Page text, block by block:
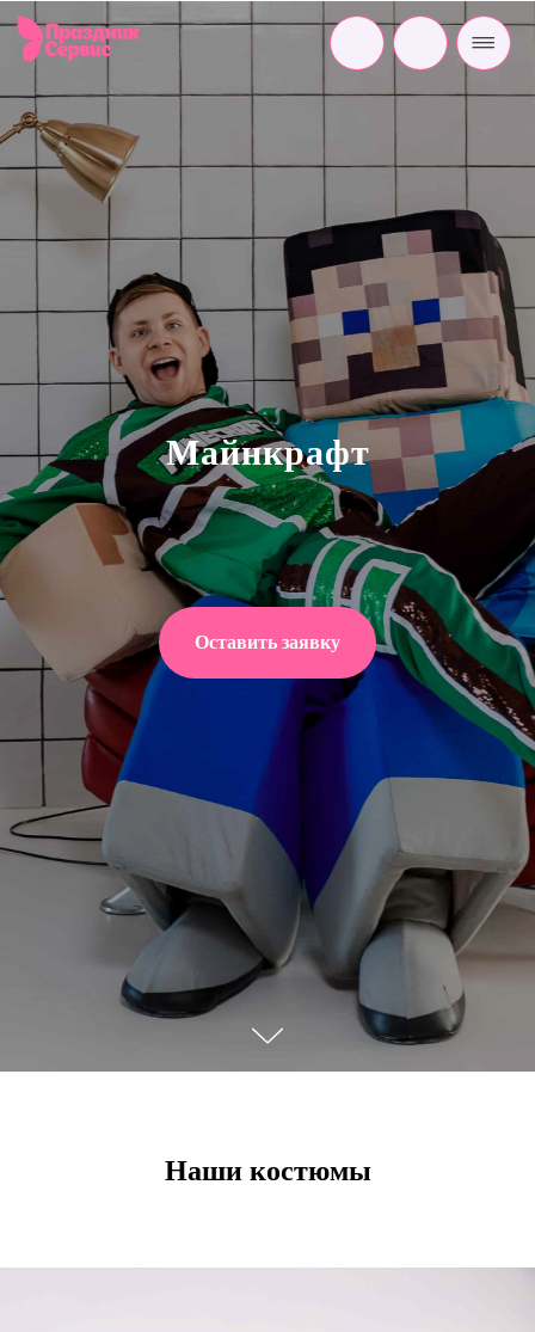
Майнкрафт
Оставить заявку
Наши костюмы